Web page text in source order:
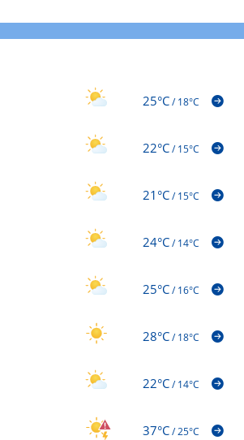
25°C/18°C
22°C/15°C
21°C/15°C
24°C/14°C
25°C/16°C
28°C/18°C
22°C/14°C
37°C/25°C